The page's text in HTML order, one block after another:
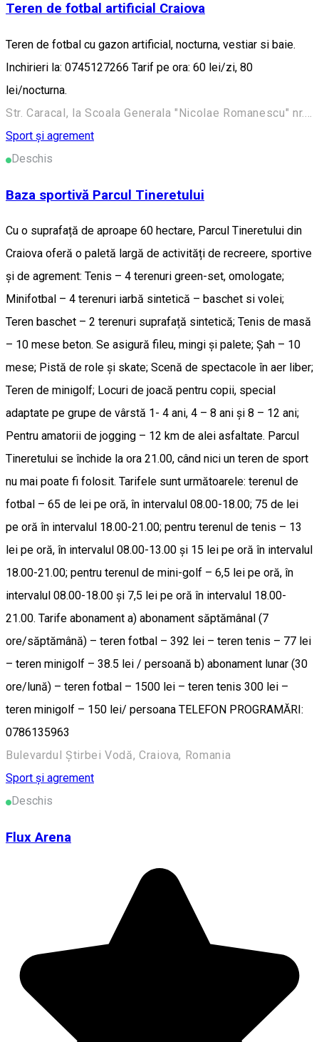
Teren de fotbal artificial Craiova
Teren de fotbal cu gazon artificial, nocturna, vestiar si baie.
Inchirieri la: 0745127266 Tarif pe ora: 60 lei/zi, 80
lei/nocturna.
Sport și agrement
Deschis
Baza sportivă Parcul Tineretului
Cu o suprafață de aproape 60 hectare, Parcul Tineretului din
Craiova oferă o paletă largă de activități de recreere, sportive
și de agrement: Tenis – 4 terenuri green-set, omologate;
Minifotbal – 4 terenuri iarbă sintetică – baschet si volei;
Teren baschet – 2 terenuri suprafață sintetică; Tenis de masă
– 10 mese beton. Se asigură fileu, mingi și palete; Șah – 10
mese; Pistă de role și skate; Scenă de spectacole în aer liber;
Teren de minigolf; Locuri de joacă pentru copii, special
adaptate pe grupe de vârstă 1- 4 ani, 4 – 8 ani și 8 – 12 ani;
Pentru amatorii de jogging – 12 km de alei asfaltate. Parcul
Tineretului se închide la ora 21.00, când nici un teren de sport
nu mai poate fi folosit. Tarifele sunt următoarele: terenul de
fotbal – 65 de lei pe oră, în intervalul 08.00-18.00; 75 de lei
pe oră în intervalul 18.00-21.00; pentru terenul de tenis – 13
lei pe oră, în intervalul 08.00-13.00 și 15 lei pe oră în intervalul
18.00-21.00; pentru terenul de mini-golf – 6,5 lei pe oră, în
intervalul 08.00-18.00 și 7,5 lei pe oră în intervalul 18.00-
21.00. Tarife abonament a) abonament săptămânal (7
ore/săptămână) – teren fotbal – 392 lei – teren tenis – 77 lei
– teren minigolf – 38.5 lei / persoană b) abonament lunar (30
ore/lună) – teren fotbal – 1500 lei – teren tenis 300 lei –
teren minigolf – 150 lei/ persoana TELEFON PROGRAMĂRI:
0786135963
Bulevardul Știrbei Vodă, Craiova, Romania
Sport și agrement
Deschis
Flux Arena